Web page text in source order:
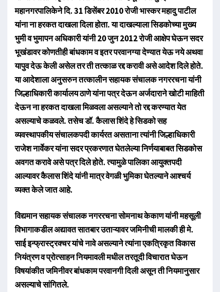
महानगरपालिकेने दि. 31 डिसेंबर 2010 रोजी भास्कर महादु पाटील
यांना ना हरकत दाखला दिला होता. या दाखल्याला सिडकोच्या मुख्य
भुमी व भुमापन अधिकारी यांनी 20 जुन 2012 रोजी आक्षेप घेऊन सदर
भूखंडावर कोणतीही बांधकाम व इतर परवानग्या देण्यात येऊ नये अथवा
यापुव देऊ केली असेल तर ती तत्काळ रद्द करावी असे आदेश दिले होते.
या आदेशाला अनुसरुन तत्कालीन सहायक संचालक नगररचना यांनी
जिल्हाधिकारी कार्यालय ठाणे यांना पत्र देऊन अर्जदाराने खोटी माहिती
देऊन ना हरकत दाखला मिळवला असल्याने तो रद्द करण्यात येत
असल्याचे कळवले. तसेच डॉ. कैलास शिंदे हे सिडको सह
व्यवस्थापकीय संचालकपदी कार्यरत असताना त्यांनी जिल्हाधिकारी
राजेश नार्वेकर यांना सदर प्रकरणात घेतलेल्या निर्णयाबाबत सिडकोस
अवगत करावे असे पत्र दिले होते. त्यामुळे पालिका आयुक्तपदी
आल्यावर कैलास शिंदे यांनी मात्र वेगळी भुमिका घेतल्याने आश्चर्य
व्यक्त केले जात आहे.
विद्यमान सहायक संचालक नगररचना सोमनाथ केकाण यांनी महसूली
विभागाकडील अद्यावत सातबार उताऱ्यावर जमिनीची मालकी ही मे.
साई इन्फ्रास्ट्रक्चर यांचे नावे असल्याने त्यांना एकत्रिकृत विकास
नियंत्रण व प्रोत्साहन नियमावली मधील तरतूदी विचारात घेऊन
विषयांकीत जमिनीवर बांधकाम परवानगी दिली असून ती नियमानुसार
असल्याचे सांगितले.